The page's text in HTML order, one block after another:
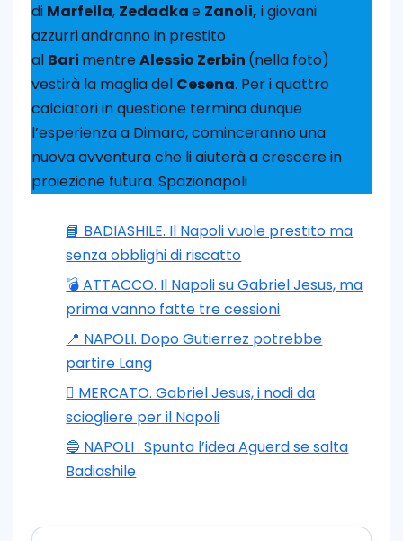
di Marfella, Zedadkae Zanoli, i giovani
azzurriandranno in prestito
al Bari mentreAlessio Zerbin (nella foto)
vestirà la maglia del Cesena. Per i quattro
calciatori in questione termina dunque
l’esperienza a Dimaro, cominceranno una
nuova avventura che li aiuterà a crescere in
proiezione futura. Spazionapoli
📘 BADIASHILE. Il Napoli vuole prestito ma
senza obblighi di riscatto
💣 ATTACCO. Il Napoli su Gabriel Jesus, ma
prima vanno fatte tre cessioni
📍 NAPOLI. Dopo Gutierrez potrebbe
partire Lang
🪎 MERCATO. Gabriel Jesus, i nodi da
sciogliere per il Napoli
🔵 NAPOLI . Spunta l’idea Aguerd se salta
Badiashile